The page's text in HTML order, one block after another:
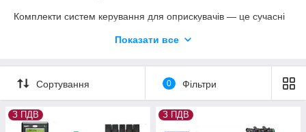
Комплекти систем керування для оприскувачів — це сучасні
економлять до 30% препаратів. Вони включають контролери,
часі. Купити комплект системи керування — значить
скоротити перекриття, уникнути пропусків і оптимізувати
У нашому інтернет-магазині — вже готові комплекти систем
керування з установкою. Доставка по Україні. Консультація
Показати все
Сортування 0 Фільтри
З ПДВ З ПДВ